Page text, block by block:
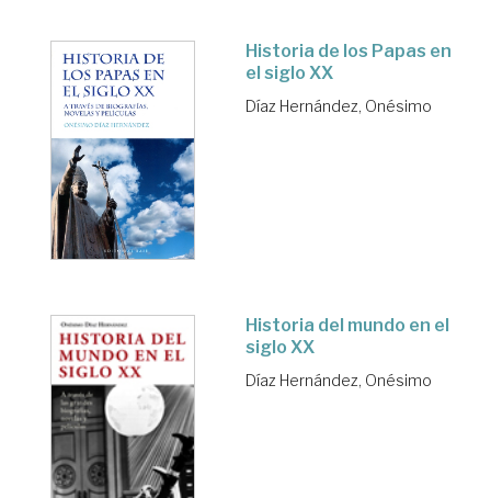
Historia de los Papas en
el siglo XX
Díaz Hernández, Onésimo
Historia del mundo en el
siglo XX
Díaz Hernández, Onésimo